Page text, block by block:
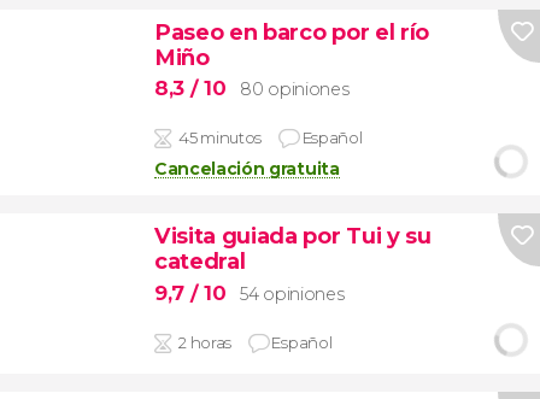
Paseo en barco por el río
Miño
8,3 / 10 80 opiniones
45 minutos Español
Cancelación gratuita
Visita guiada por Tui y su
catedral
9,7 / 10 54 opiniones
2 horas Español